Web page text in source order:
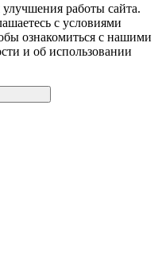
работы сайта.
с условиями
ознакомиться с нашими
и об использовании